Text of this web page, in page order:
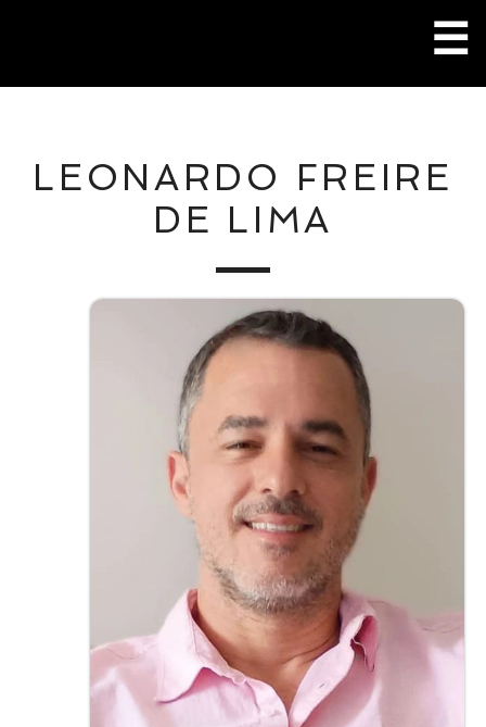
conteúdo
☰
LEONARDO FREIRE
DE LIMA